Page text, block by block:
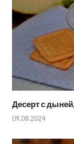
Десерт с
09.08.2024